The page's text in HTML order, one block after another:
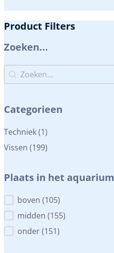
Product Filters
Zoeken...
Zoeken...
Zoeken...
Categorieen
Categorieen
Techniek(1)
Vissen (199)
Plaats in het aquarium
Plaats in het aquarium
boven (105)
midden (155)
onder(151)